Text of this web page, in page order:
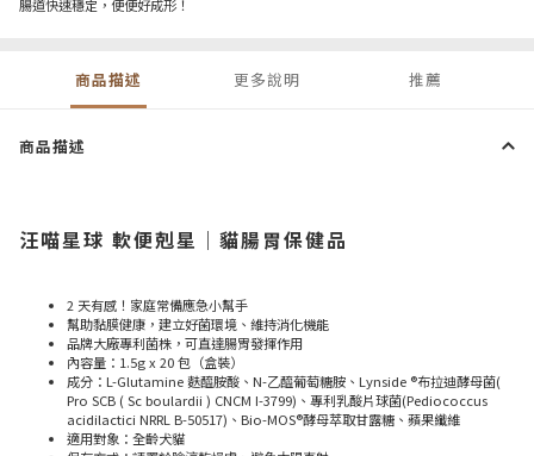
腸道快速穩定，便便好成形！
商品描述 更多說明 推薦
商品描述
汪喵星球 軟便剋星｜貓腸胃保健品
2 天有感！家庭常備應急小幫手
幫助黏膜健康，建立好菌環境、維持消化機能
品牌大廠專利菌株，可直達腸胃發揮作用
內容量：1.5g x 20 包（盒裝）
成分：L-Glutamine 麩醯胺酸、N-乙醯葡萄糖胺、Lynside ®布拉迪酵母菌(
Pro SCB ( Sc boulardii ) CNCM I-3799)、專利乳酸片球菌(Pediococcus
acidilactici NRRL B-50517)、Bio-MOS®酵母萃取甘露糖、蘋果纖維
適用對象：全齡犬貓